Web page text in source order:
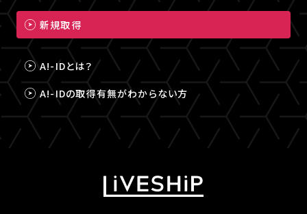
新規取得
A!-IDとは？
A!-IDの取得有無がわからない方